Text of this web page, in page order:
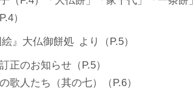
P.4）
大仏御餅処 より（P.5）
正のお知らせ（P.5）
歌人たち（其の七）（P.6）